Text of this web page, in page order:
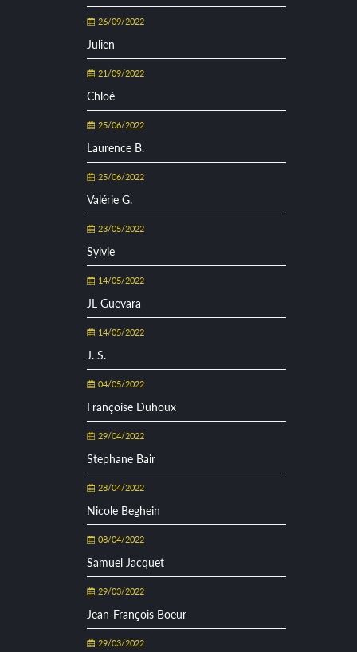
26/09/2022
Julien
21/09/2022
Chloé
25/06/2022
Laurence B.
25/06/2022
Valérie G.
23/05/2022
Sylvie
14/05/2022
JL Guevara
14/05/2022
J. S.
04/05/2022
Françoise Duhoux
29/04/2022
Stephane Bair
28/04/2022
Nicole Beghein
08/04/2022
Samuel Jacquet
29/03/2022
Jean-François Boeur
29/03/2022